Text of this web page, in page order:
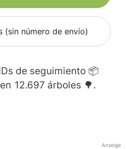
(sin número de envío)
de seguimiento 📦
12.697 árboles 🌳.
Anzeige